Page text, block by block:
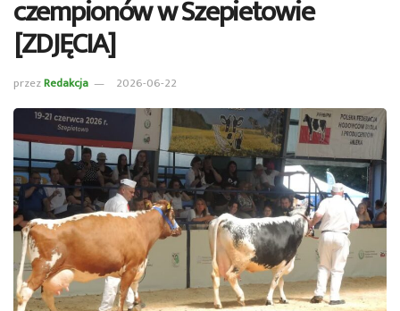
czempionów w Szepietowie
[ZDJĘCIA]
przezRedakcja 2026-06-22